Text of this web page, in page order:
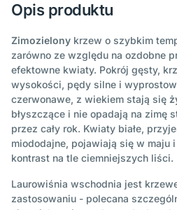
Opis produktu
Zimozielony krzew o szybkim
zarówno ze względu na ozdobne
efektowne kwiaty. Pokrój gęsty,
wysokości, pędy silne i
czerwonawe, z wiekiem stają się
błyszczące i nie opadają na zimę
przez cały rok. Kwiaty białe,
miododajne, pojawiają się w maju
kontrast na tle ciemniejszych liści.
Laurowiśnia wschodnia jest
zastosowaniu - polecana